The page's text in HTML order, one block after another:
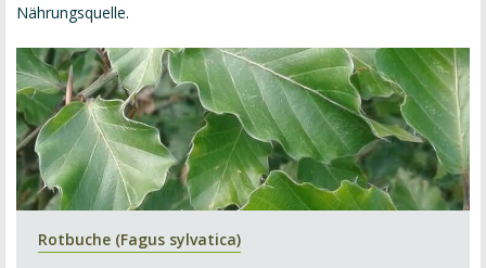
Nährungsquelle.
Rotbuche (Fagus sylvatica)